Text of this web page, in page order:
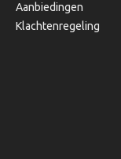
Aanbiedingen
Klachtenregeling